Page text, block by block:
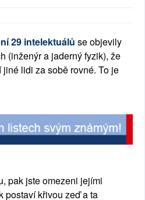
29 intelektuálů se objevily
(inženýr a jaderný fyzik), že
lidi za sobě rovné. To je
pak jste omezeni jejími
postaví křivou zeď a ta